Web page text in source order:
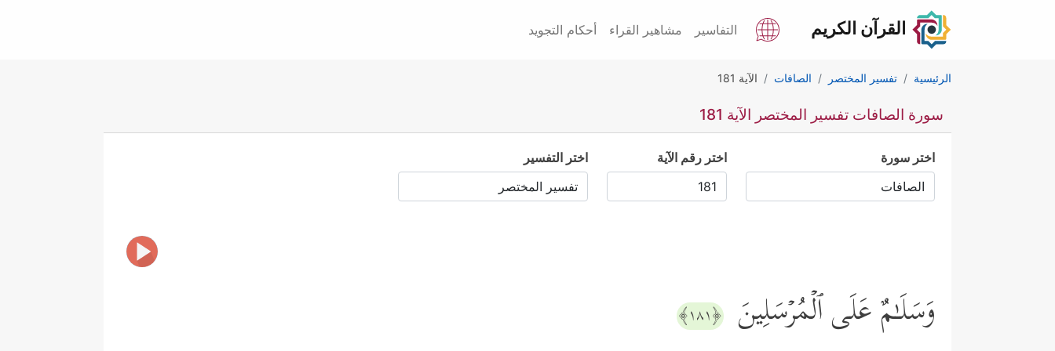
القرآن الكريم التفاسير مشاهير القراء أحكام التجويد
الرئيسية تفسير المختصر الصافات الآية 181
سورة الصافات تفسير المختصر الآية 181
اختر سورة اختر رقم الآية اختر التفسير
وَسَلَـٰمٌ عَلَى ٱلۡمُرۡسَلِینَ ﴿١٨١﴾